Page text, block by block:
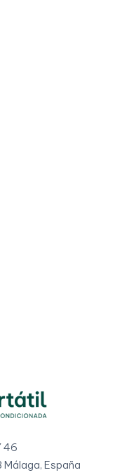
46
Málaga, España